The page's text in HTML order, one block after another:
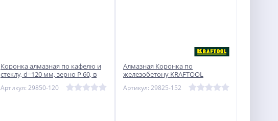
Коронка алмазная по кафелю и
стеклу, d=120 мм, зерно Р 60, в
сборе с центрирующим сверлом
и имбусовы
Артикул: 29850-120
Алмазная Коронка по
железобетону KRAFTOOL
Артикул: 29825-152